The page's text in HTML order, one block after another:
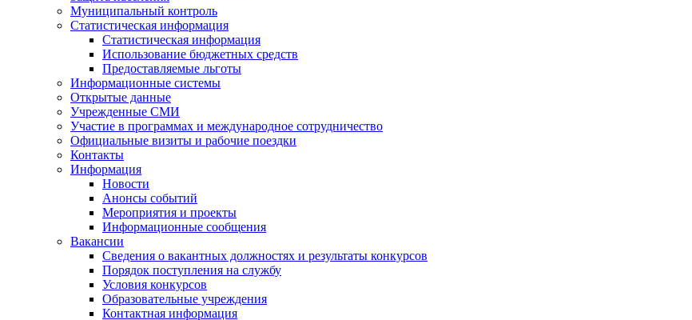
Муниципальный контроль
Статистическая информация
Статистическая информация
Использование бюджетных средств
Предоставляемые льготы
Информационные системы
Открытые данные
Учрежденные СМИ
Участие в программах и международное сотрудничество
Официальные визиты и рабочие поездки
Контакты
Информация
Новости
Анонсы событий
Мероприятия и проекты
Информационные сообщения
Вакансии
Сведения о вакантных должностях и результаты конкурсов
Порядок поступления на службу
Условия конкурсов
Образовательные учреждения
Контактная информация